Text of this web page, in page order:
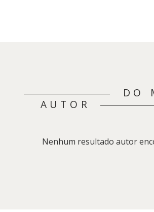
DO
AUTOR
Nenhum resultado autor